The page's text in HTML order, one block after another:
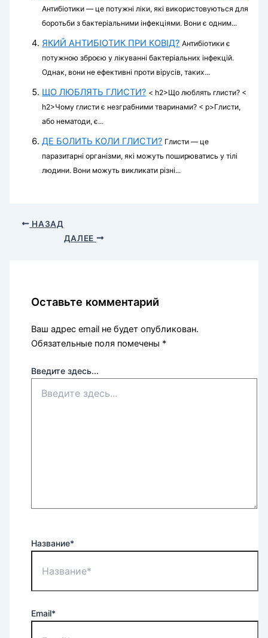
Антибіотики — це потужні ліки, які використовуються для
боротьби з бактеріальними інфекціями. Вони є одним...
ЯКИЙ АНТИБІОТИК ПРИ КОВІД? Антибіотики є
потужною зброєю у лікуванні бактеріальних інфекцій.
Однак, вони не ефективні проти вірусів, таких...
ЩО ЛЮБЛЯТЬ ГЛИСТИ? < h2>Що люблять глисти? <
h2>Чому глисти є незграбними тваринами? < p>Глисти,
або нематоди, є...
ДЕ БОЛИТЬ КОЛИ ГЛИСТИ? Глисти — це
паразитарні організми, які можуть поширюватись у тілі
людини. Вони можуть викликати різні...
НАЗАД
ДАЛЕЕ
Оставьте комментарий
Ваш адрес email не будет опубликован.
Обязательные поля помечены *
Введите здесь...
Название*
Email*